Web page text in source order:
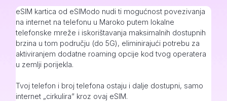
eSIM kartica od eSIModo nudi ti mogućnost povezivanja
na internet na telefonu u Maroko putem lokalne
telefonske mreže i iskorištavanja maksimalnih dostupnih
brzina u tom području (do 5G), eliminirajući potrebu za
aktiviranjem dodatne roaming opcije kod tvog operatera
u zemlji porijekla.
Tvoj telefon i broj telefona ostaju i dalje dostupni, samo
internet „cirkulira” kroz ovaj eSIM.